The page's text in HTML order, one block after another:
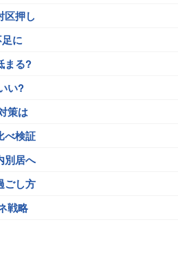
区押し
に
まる?
い?
策は
べ検証
別居へ
ごし方
戦略